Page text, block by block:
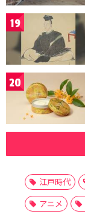
19
20
江戸時代
アニメ